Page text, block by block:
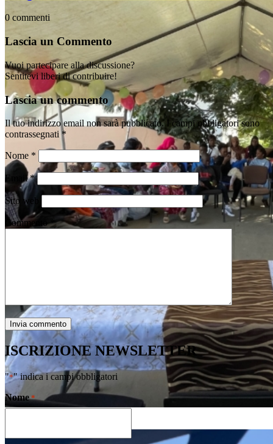
0 commenti
Lascia un Commento
Vuoi partecipare alla discussione?
Sentitevi liberi di contribuire!
Lascia un commento
Il tuo indirizzo email non sarà pubblicato.
I campi obbligatori sono
contrassegnati*
Nome *
Email*
Sito web
Commento*
ISCRIZIONE NEWSLETTER
"*" indica i campi obbligatori
Nome *